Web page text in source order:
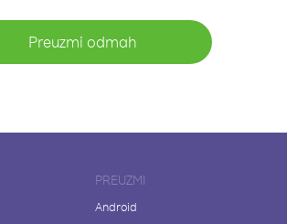
Preuzmi odmah
PREUZMI
Android